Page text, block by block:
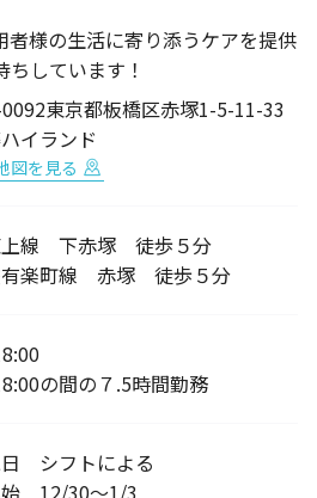
者様の生活に寄り添うケアを提供
しています！
東京都板橋区赤塚1-5-11-33
イランド
図を見る
上線 下赤塚 徒歩５分
有楽町線 赤塚 徒歩５分
の間の７.5時間勤務
シフトによる
始 12/30～1/3